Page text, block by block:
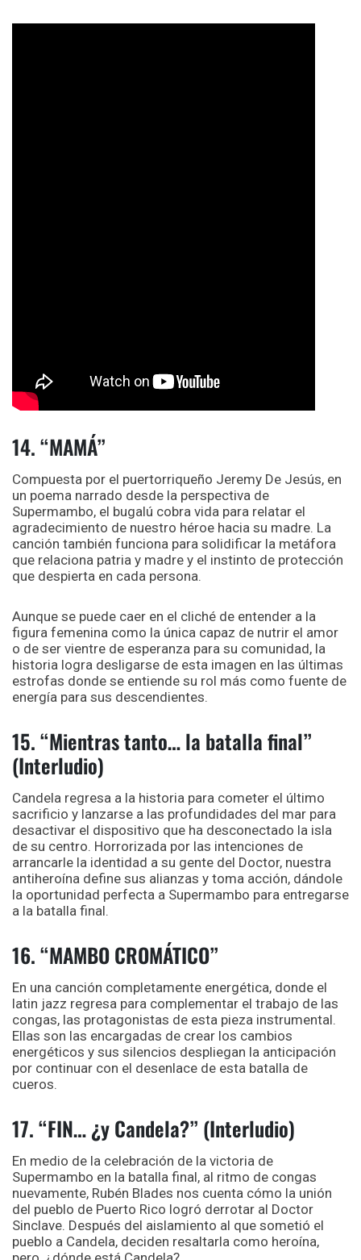
14. “MAMÁ”
Compuesta por el puertorriqueño Jeremy De Jesús, en
un poema narrado desde la perspectiva de
Supermambo, el bugalú cobra vida para relatar el
agradecimiento de nuestro héroe hacia su madre. La
canción también funciona para solidificar la metáfora
que relaciona patria y madre y el instinto de protección
que despierta en cada persona.
Aunque se puede caer en el cliché de entender a la
figura femenina como la única capaz de nutrir el amor
o de ser vientre de esperanza para su comunidad, la
historia logra desligarse de esta imagen en las últimas
estrofas donde se entiende su rol más como fuente de
energía para sus descendientes.
15. “Mientras tanto… la batalla final”
(Interludio)
Candela regresa a la historia para cometer el último
sacrificio y lanzarse a las profundidades del mar para
desactivar el dispositivo que ha desconectado la isla
de su centro. Horrorizada por las intenciones de
arrancarle la identidad a su gente del Doctor, nuestra
antiheroína define sus alianzas y toma acción, dándole
la oportunidad perfecta a Supermambo para entregarse
a la batalla final.
16. “MAMBO CROMÁTICO”
En una canción completamente energética, donde el
latin jazz regresa para complementar el trabajo de las
congas, las protagonistas de esta pieza instrumental.
Ellas son las encargadas de crear los cambios
energéticos y sus silencios despliegan la anticipación
por continuar con el desenlace de esta batalla de
cueros.
17. “FIN… ¿y Candela?” (Interludio)
En medio de la celebración de la victoria de
Supermambo en la batalla final, al ritmo de congas
nuevamente, Rubén Blades nos cuenta cómo la unión
del pueblo de Puerto Rico logró derrotar al Doctor
Sinclave. Después del aislamiento al que sometió el
pueblo a Candela, deciden resaltarla como heroína,